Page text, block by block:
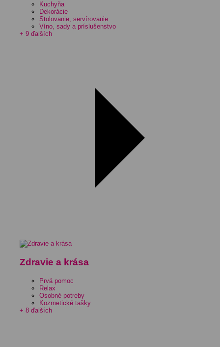
Kuchyňa
Dekorácie
Stolovanie, servírovanie
Víno, sady a príslušenstvo
+ 9 ďalších
Zdravie a krása
Prvá pomoc
Relax
Osobné potreby
Kozmetické tašky
+ 8 ďalších